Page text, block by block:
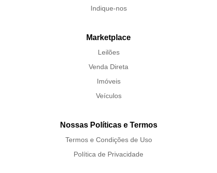
Indique-nos
Marketplace
Leilões
Venda Direta
Imóveis
Veículos
Nossas Políticas e Termos
Termos e Condições de Uso
Política de Privacidade